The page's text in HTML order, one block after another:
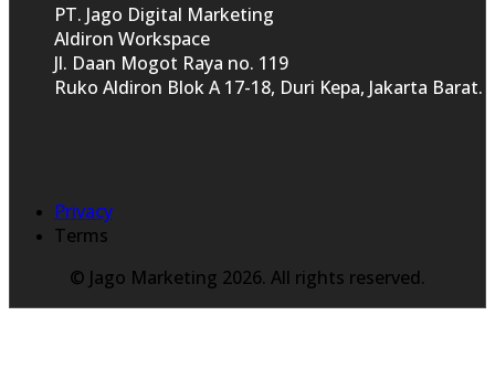
PT. Jago Digital Marketing
Aldiron Workspace
Jl. Daan Mogot Raya no. 119
Ruko Aldiron Blok A 17-18, Duri Kepa, Jakarta Barat.
Privacy
Terms
© Jago Marketing 2026. All rights reserved.